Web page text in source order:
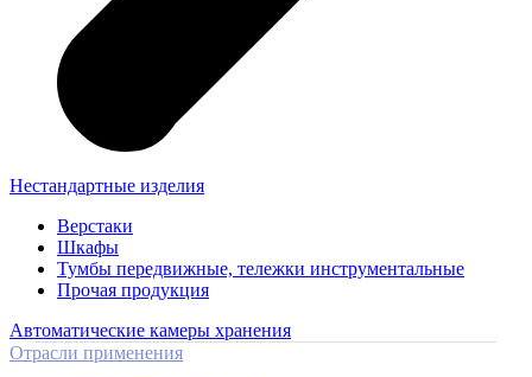
Нестандартные изделия
Верстаки
Шкафы
Тумбы передвижные, тележки инструментальные
Прочая продукция
Автоматические камеры хранения
Отрасли применения